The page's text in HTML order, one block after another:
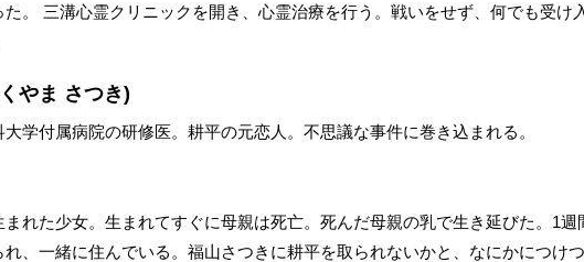
。 三溝心霊クリニックを開き、心霊治療を行う。戦いをせず、何でも受け
やま さつき)
学付属病院の研修医。耕平の元恋人。不思議な事件に巻き込まれる。
れた少女。生まれてすぐに母親は死亡。死んだ母親の乳で生き延びた。1
れ、一緒に住んでいる。福山さつきに耕平を取られないかと、なにかにつけ